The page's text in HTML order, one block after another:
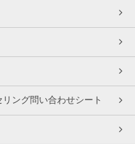
ング問い合わせシート